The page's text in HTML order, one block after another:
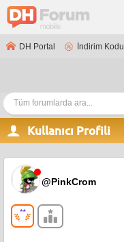
DH Portal İndirim Kodu
Kullanıcı Profili
@PinkCrom